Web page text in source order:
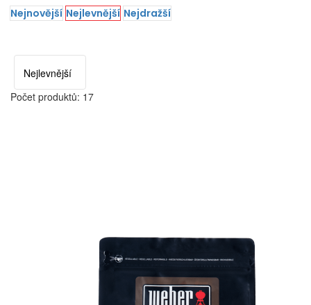
Nejnovější Nejlevnější Nejdražší
Počet produktů: 17